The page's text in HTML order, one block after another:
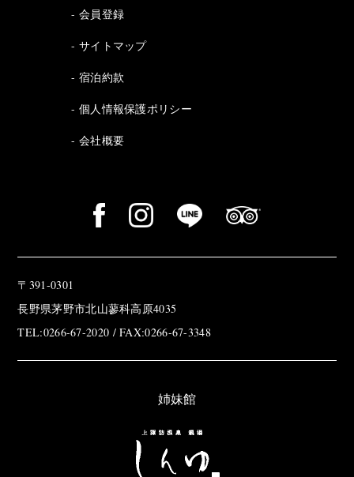
会員登録
サイトマップ
宿泊約款
個人情報保護ポリシー
会社概要
〒391-0301
長野県茅野市北山蓼科高原4035
TEL:0266-67-2020 / FAX:0266-67-3348
姉妹館